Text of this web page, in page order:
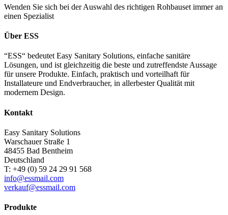
Wenden Sie sich bei der Auswahl des richtigen Rohbauset immer an
einen Spezialist
Über ESS
“ESS“ bedeutet Easy Sanitary Solutions, einfache sanitäre
Lösungen, und ist gleichzeitig die beste und zutreffendste Aussage
für unsere Produkte. Einfach, praktisch und vorteilhaft für
Installateure und Endverbraucher, in allerbester Qualität mit
modernem Design.
Kontakt
Easy Sanitary Solutions
Warschauer Straße 1
48455 Bad Bentheim
Deutschland
T: +49 (0) 59 24 29 91 568
info@essmail.com
verkauf@essmail.com
Produkte